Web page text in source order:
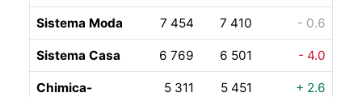
Sistema Moda 7 454 7 410 - 0.6
Sistema Casa 6 769 6 501 - 4.0
Chimica-
5 311 5 451 + 2.6